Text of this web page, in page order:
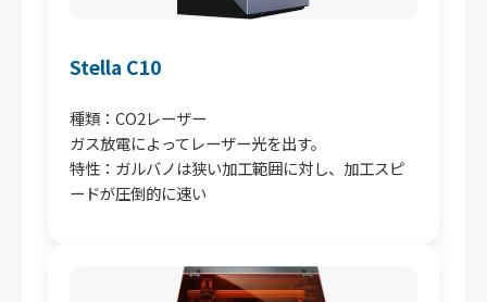
Stella C10
種類：CO2レーザー
ガス放電によってレーザー光を出す。
特性：ガルバノは狭い加工範囲に対し、加工スピ
ードが圧倒的に速い